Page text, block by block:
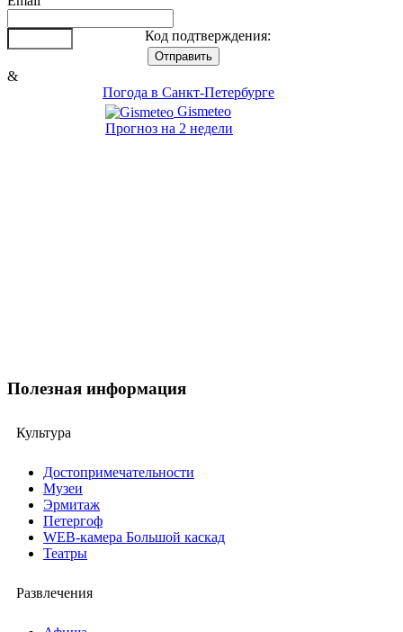
Код подтверждения:
&
Погода в Санкт-Петербурге
Gismeteo
Прогноз на 2 недели
Полезная информация
Культура
Достопримечательности
Музеи
Эрмитаж
Петергоф
WEB-камера Большой каскад
Театры
Развлечения